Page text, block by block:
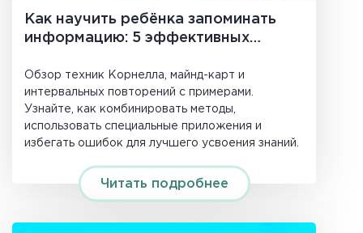
Как научить ребёнка запоминать
информацию: 5 эффективных
Обзор техник Корнелла, майнд-карт и
интервальных повторений с примерами.
Узнайте, как комбинировать методы,
использовать специальные приложения и
избегать ошибок для лучшего усвоения знаний.
Читать подробнее